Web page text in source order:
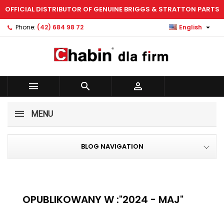
OFFICIAL DISTRIBUTOR OF GENUINE BRIGGS & STRATTON PARTS
Phone: (42) 684 98 72 English 
  
MENU
BLOG NAVIGATION
OPUBLIKOWANY W :"2024 - MAJ"
Add to wishlist ×
((modalTitle)) ×
((cancelText)) ((modalDeleteText))
Create wishlist ×
Wishlist name
Cancel Create wishlist
Sign in ×
Cancel